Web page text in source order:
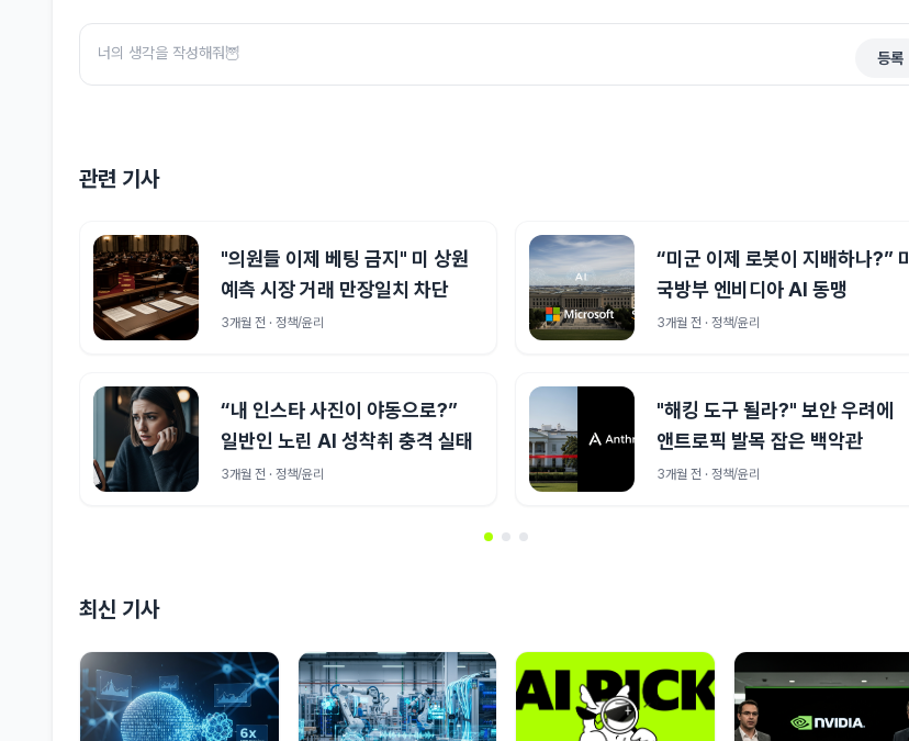
등록
관련 기사
"의원들 이제 베팅 금지" 미 상원
예측 시장 거래 만장일치 차단
3개월 전 · 정책/윤리
“미군 이제 로봇이 지배하나?” 미
국방부 엔비디아 AI 동맹
3개월 전 · 정책/윤리
“내 인스타 사진이 야동으로?”
일반인 노린 AI 성착취 충격 실태
3개월 전 · 정책/윤리
"해킹 도구 될라?" 보안 우려에
앤트로픽 발목 잡은 백악관
3개월 전 · 정책/윤리
최신 기사